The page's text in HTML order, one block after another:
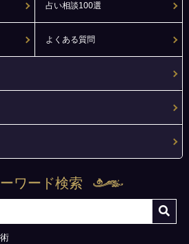
占い相談100選
よくある質問
ワード検索